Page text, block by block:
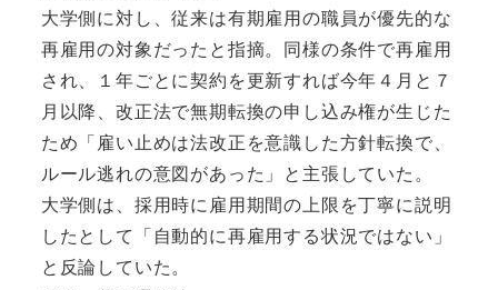
大学側に対し、従来は有期雇用の職員が優先的な
再雇用の対象だったと指摘。同様の条件で再雇用
され、１年ごとに契約を更新すれば今年４月と７
月以降、改正法で無期転換の申し込み権が生じた
ため「雇い止めは法改正を意識した方針転換で、
ルール逃れの意図があった」と主張していた。
大学側は、採用時に雇用期間の上限を丁寧に説明
したとして「自動的に再雇用する状況ではない」
と反論していた。